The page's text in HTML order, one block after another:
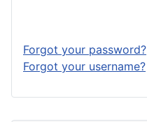
Forgot your password?
Forgot your username?